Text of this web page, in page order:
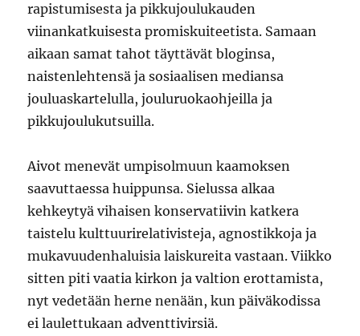
rapistumisesta ja pikkujoulukauden
viinankatkuisesta promiskuiteetista. Samaan
aikaan samat tahot täyttävät bloginsa,
naistenlehtensä ja sosiaalisen mediansa
jouluaskartelulla, jouluruokaohjeilla ja
pikkujoulukutsuilla.
Aivot menevät umpisolmuun kaamoksen
saavuttaessa huippunsa. Sielussa alkaa
kehkeytyä vihaisen konservatiivin katkera
taistelu kulttuurirelativisteja, agnostikkoja ja
mukavuudenhaluisia laiskureita vastaan. Viikko
sitten piti vaatia kirkon ja valtion erottamista,
nyt vedetään herne nenään, kun päiväkodissa
ei laulettukaan adventtivirsiä.